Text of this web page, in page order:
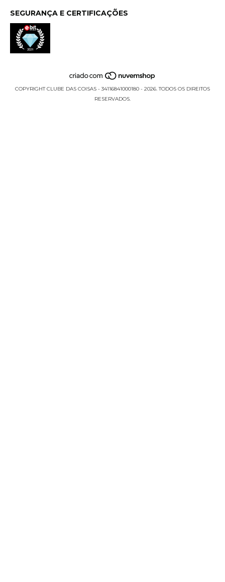
SEGURANÇA E CERTIFICAÇÕES
COPYRIGHT CLUBE DAS COISAS - 34116841000180 - 2026. TODOS OS DIREITOS
RESERVADOS.